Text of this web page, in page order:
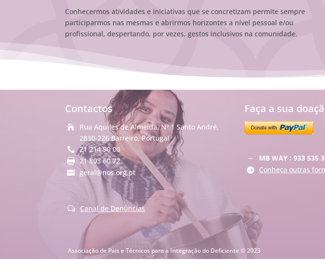
Conhecermos atividades e iniciativas que se concretizam permite sempre
participarmos nas mesmas e abrirmos horizontes a nível pessoal e/ou
profissional, despertando, por vezes, gestos inclusivos na comunidade.
Contactos

Rua Aquiles de Almeida, Nº 1 Santo André,
2830-226 Barreiro, Portugal
 21 214 90 00
 21 803 60 72
 geral@nos.org.pt
w Canal de Denúncias
Faça a sua
K MB WAY : 933 535
 Conheça outras
Associação de Pais e Técnicos para a Integração do Deficiente © 2023